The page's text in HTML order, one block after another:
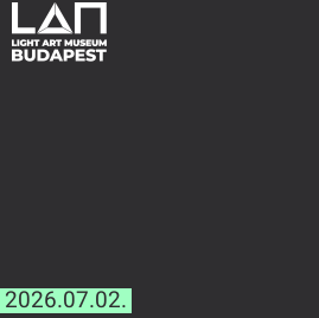
2026.07.02.